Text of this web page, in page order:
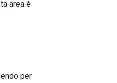
area è
per